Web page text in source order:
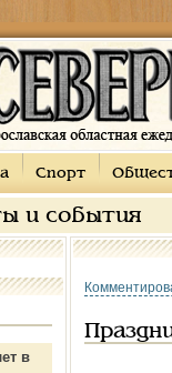
Спорт
и события
в